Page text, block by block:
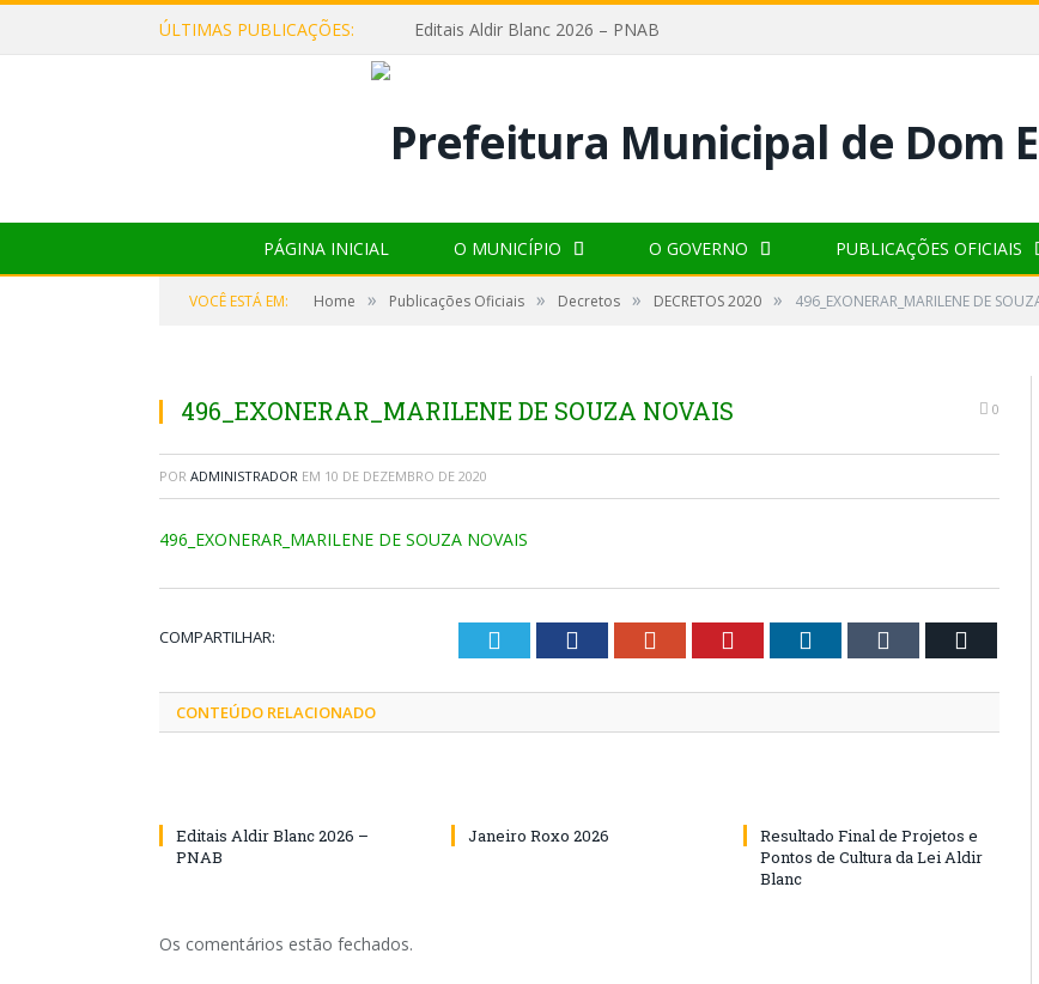
ÚLTIMAS PUBLICAÇÕES: Editais Aldir Blanc 2026 – PNAB
PÁGINA INICIAL O MUNICÍPIO O GOVERNO PUBLICAÇÕES OFICIAIS
VOCÊ ESTÁ EM: Home » Publicações Oficiais » Decretos » DECRETOS 2020 » 496_EXONERAR_MARILENE DE
496_EXONERAR_MARILENE DE SOUZA NOVAIS 0
POR ADMINISTRADOR EM 10 DE DEZEMBRO DE 2020
496_EXONERAR_MARILENE DE SOUZA NOVAIS
COMPARTILHAR: Twitter Facebook Google+ Pinterest LinkedIn Tumblr
CONTEÚDO RELACIONADO
Editais Aldir Blanc 2026 –
PNAB
Janeiro Roxo 2026
Resultado Final de Projetos e
Pontos de Cultura da Lei Aldir
Blanc
Os comentários estão fechados.